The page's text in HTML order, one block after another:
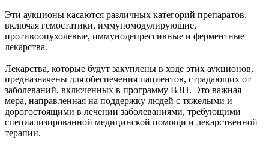
Эти аукционы касаются различных категорий препаратов,
включая гемостатики, иммуномодулирующие,
противоопухолевые, иммунодепрессивные и ферментные
лекарства.
Лекарства, которые будут закуплены в ходе этих аукционов,
предназначены для обеспечения пациентов, страдающих от
заболеваний, включенных в программу ВЗН. Это важная
мера, направленная на поддержку людей с тяжелыми и
дорогостоящими в лечении заболеваниями, требующими
специализированной медицинской помощи и лекарственной
терапии.